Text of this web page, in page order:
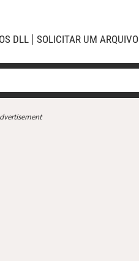
DLL SOLICITAR UM ARQUIVO